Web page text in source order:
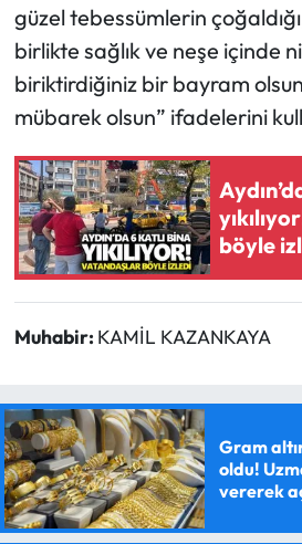
güzel tebessümlerin
birlikte sağlık ve neşe içinde
biriktirdiğiniz bir bayram
mübarek olsun” ifadelerini
böyle
Muhabir: KAMİL KAZANKAYA
Gram
oldu!
vererek